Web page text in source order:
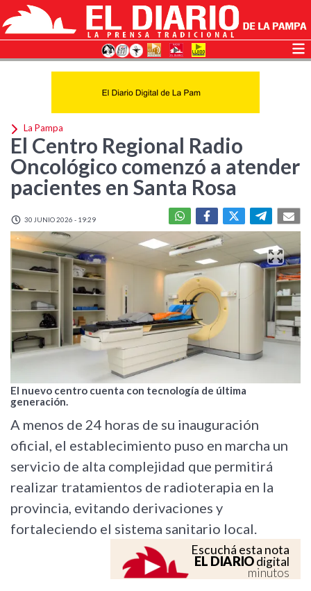
La Pampa
El Centro Regional Radio
Oncológico comenzó a atender
pacientes en Santa Rosa
30 JUNIO 2026 - 19:29
El nuevo centro cuenta con tecnología de última
generación.
A menos de 24 horas de su inauguración
oficial, el establecimiento puso en marcha un
servicio de alta complejidad que permitirá
realizar tratamientos de radioterapia en la
provincia, evitando derivaciones y
fortaleciendo el sistema sanitario local.
Escuchá esta nota
EL DIARIOdigital
minutos